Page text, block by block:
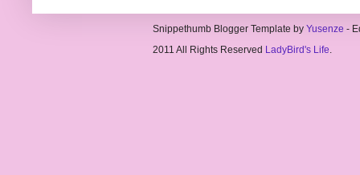
Snippethumb Blogger Template by Yusenze -
2011 All Rights Reserved LadyBird's Life.